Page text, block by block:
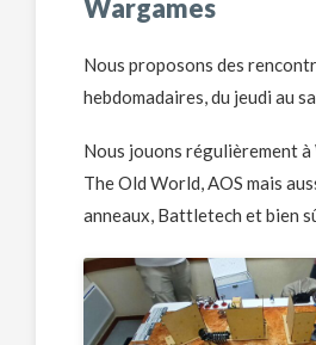
Wargames
Nous proposons des
hebdomadaires, du jeudi au
Nous jouons régulièrement à
The Old World, AOS mais
anneaux, Battletech et bien